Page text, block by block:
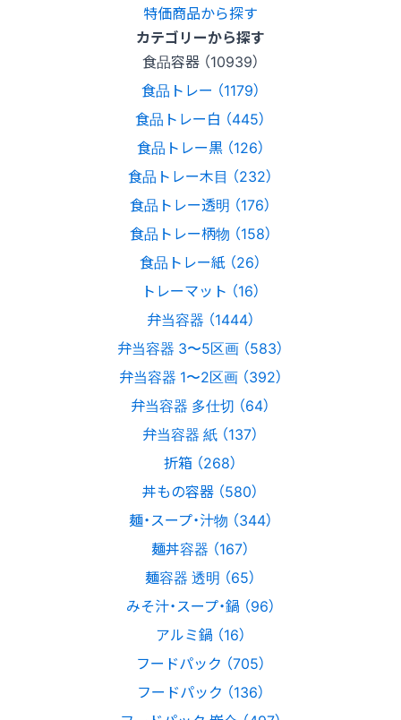
特価商品から探す
カテゴリーから探す
食品容器 （10939）
食品トレー （1179）
食品トレー白 （445）
食品トレー黒 （126）
食品トレー木目 （232）
食品トレー透明 （176）
食品トレー柄物 （158）
食品トレー紙 （26）
トレーマット （16）
弁当容器 （1444）
弁当容器 3〜5区画 （583）
弁当容器 1〜2区画 （392）
弁当容器 多仕切 （64）
弁当容器 紙 （137）
折箱 （268）
丼もの容器 （580）
麺・スープ・汁物 （344）
麺丼容器 （167）
麺容器 透明 （65）
みそ汁・スープ・鍋 （96）
アルミ鍋 （16）
フードパック （705）
フードパック （136）